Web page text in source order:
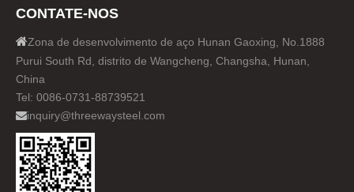
CONTATE-NOS
Zona de desenvolvimento de aço Hunan Gaoxing, No.1888
Purui South Rd, distrito de Wangcheng, Changsha, Hunan,
China
Tel: 0086-0731-88739521
inquiry@threewaysteel.com